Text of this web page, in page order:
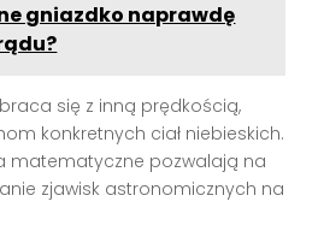
gniazdko naprawdę
się z inną prędkością,
konkretnych ciał niebieskich.
matematyczne pozwalają na
zjawisk astronomicznych na